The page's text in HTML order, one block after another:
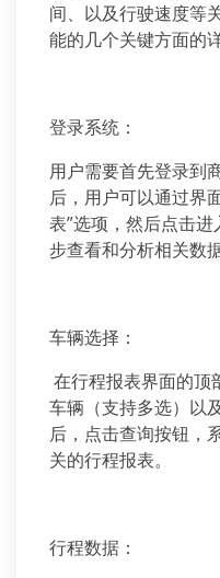
间、以及行驶速度等
能的几个关键方面的
登录系统：
用户需要首先登录到
后，用户可以通过界
表”选项，然后点击进
步查看和分析相关数据
车辆选择：
在行程报表界面的顶
车辆（支持多选）以
后，点击查询按钮，
关的行程报表。
行程数据：